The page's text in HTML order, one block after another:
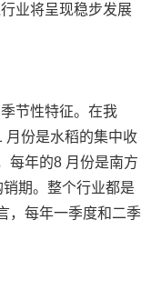
业将呈现稳步发展
节性特征。在我
月份是水稻的集中收
每年的8 月份是南方
期。整个行业都是
，每年一季度和二季